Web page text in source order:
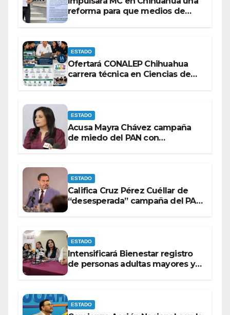
reforma para que medios de
ESTADO
Ofertará CONALEP Chihuahua
carrera técnica en Ciencias de
ESTADO
Acusa Mayra Chávez campaña
de miedo del PAN con
ESTADO
Califica Cruz Pérez Cuéllar de
“desesperada” campaña del PAN
ESTADO
Intensificará Bienestar registro
de personas adultas mayores y
ESTADO